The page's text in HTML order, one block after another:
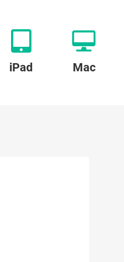
iPad Mac